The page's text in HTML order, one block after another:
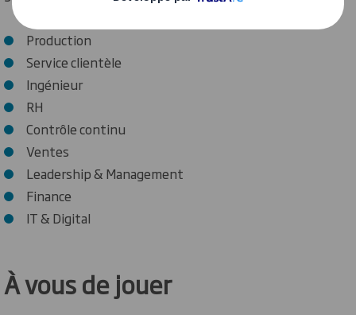
Production
Service clientèle
Ingénieur
RH
Contrôle continu
Ventes
Leadership & Management
Finance
IT & Digital
À vous de jouer